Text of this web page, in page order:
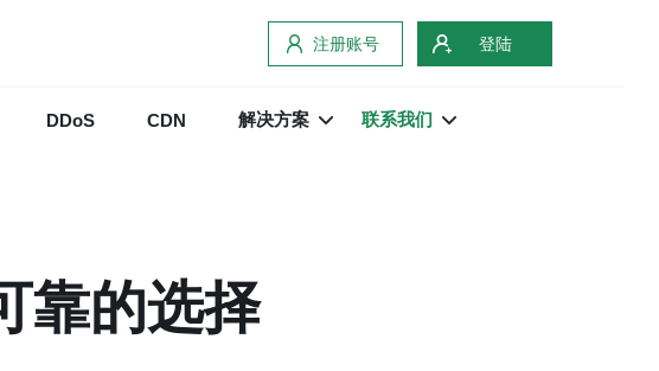
注册账号 登陆
DDoS CDN 解决方案 联系我们
靠的选择